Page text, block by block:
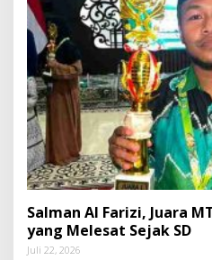
Salman Al Farizi, Juara
yang Melesat Sejak SD
Juli 22, 2026